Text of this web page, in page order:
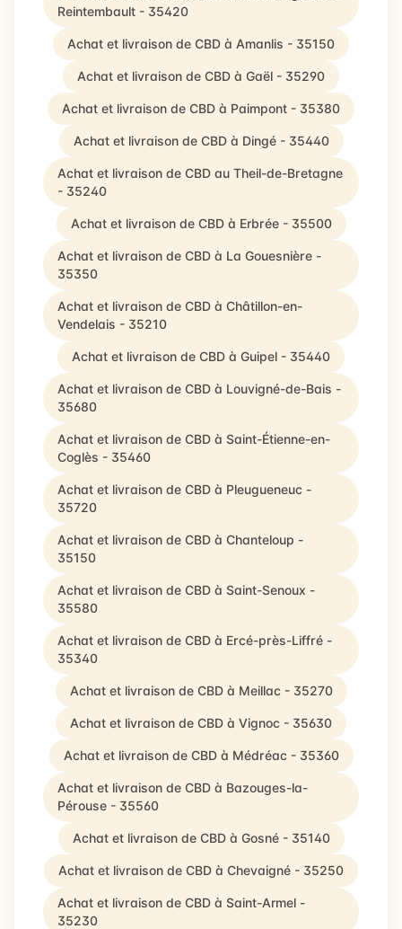
Reintembault - 35420
Achat et livraison de CBD à Amanlis - 35150
Achat et livraison de CBD à Gaël - 35290
Achat et livraison de CBD à Paimpont - 35380
Achat et livraison de CBD à Dingé - 35440
Achat et livraison de CBD au Theil-de-Bretagne
- 35240
Achat et livraison de CBD à Erbrée - 35500
Achat et livraison de CBD à La Gouesnière -
35350
Achat et livraison de CBD à Châtillon-en-
Vendelais - 35210
Achat et livraison de CBD à Guipel - 35440
Achat et livraison de CBD à Louvigné-de-Bais -
35680
Achat et livraison de CBD à Saint-Étienne-en-
Coglès - 35460
Achat et livraison de CBD à Pleugueneuc -
35720
Achat et livraison de CBD à Chanteloup -
35150
Achat et livraison de CBD à Saint-Senoux -
35580
Achat et livraison de CBD à Ercé-près-Liffré -
35340
Achat et livraison de CBD à Meillac - 35270
Achat et livraison de CBD à Vignoc - 35630
Achat et livraison de CBD à Médréac - 35360
Achat et livraison de CBD à Bazouges-la-
Pérouse - 35560
Achat et livraison de CBD à Gosné - 35140
Achat et livraison de CBD à Chevaigné - 35250
Achat et livraison de CBD à Saint-Armel -
35230